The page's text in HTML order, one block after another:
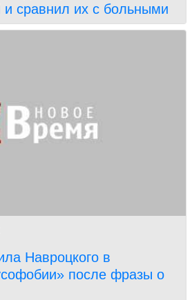
и сравнил их с больными
Навроцкого в
после фразы о